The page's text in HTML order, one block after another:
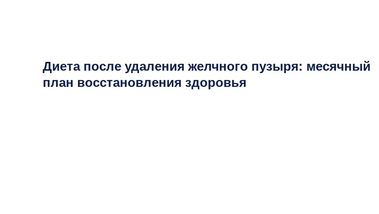
Диета после удаления желчного пузыря: месячный
план восстановления здоровья